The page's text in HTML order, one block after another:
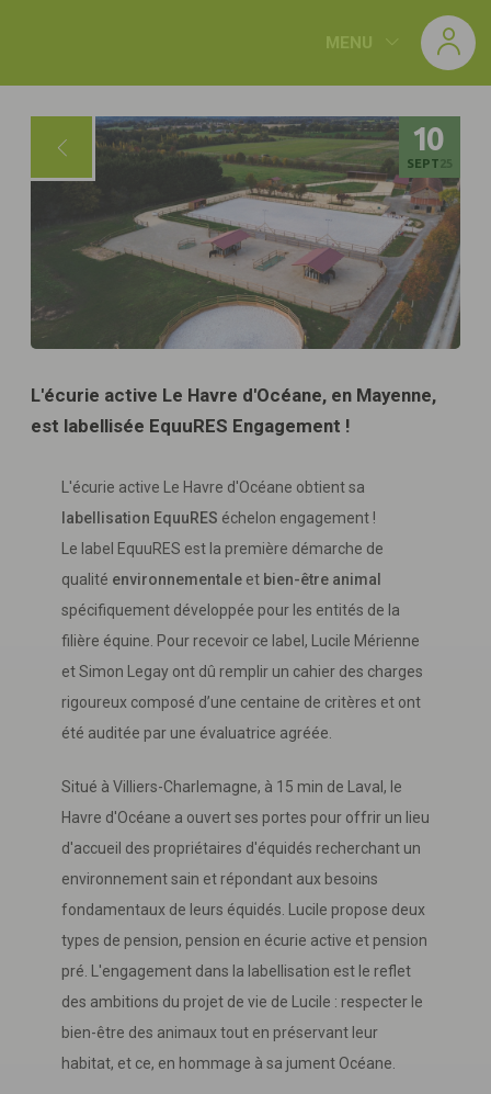
MENU
10
SEPT 25
L'écurie active Le Havre d'Océane, en Mayenne,
est labellisée EquuRES Engagement !
L'écurie active Le Havre d'Océane obtient sa
labellisation EquuRES échelon engagement !
Le label EquuRES est la première démarche de
qualité environnementale et bien-être animal
spécifiquement développée pour les entités de la
filière équine. Pour recevoir ce label, Lucile Mérienne
et Simon Legay ont dû remplir un cahier des charges
rigoureux composé d’une centaine de critères et ont
été auditée par une évaluatrice agréée.
Situé à Villiers-Charlemagne, à 15 min de Laval, le
Havre d'Océane a ouvert ses portes pour offrir un lieu
d'accueil des propriétaires d'équidés recherchant un
environnement sain et répondant aux besoins
fondamentaux de leurs équidés. Lucile propose deux
types de pension, pension en écurie active et pension
pré. L'engagement dans la labellisation est le reflet
des ambitions du projet de vie de Lucile : respecter le
bien-être des animaux tout en préservant leur
habitat, et ce, en hommage à sa jument Océane.